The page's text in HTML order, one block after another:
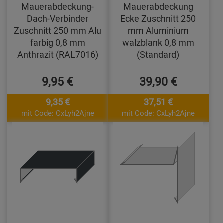
Mauerabdeckung-
Dach-Verbinder
Zuschnitt 250 mm Alu
farbig 0,8 mm
Anthrazit (RAL7016)
9,95 €
9,35 €
mit Code: CxLyh2Ajne
Mauerabdeckung
Ecke Zuschnitt 250
mm Aluminium
walzblank 0,8 mm
(Standard)
39,90 €
37,51 €
mit Code: CxLyh2Ajne